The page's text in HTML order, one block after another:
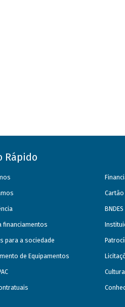
Rápido
financiamentos
para a sociedade
de Equipamentos
Cartão